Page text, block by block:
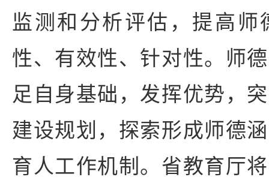
监测和分析评估，提高师
性、有效性、针对性。师
足自身基础，发挥优势，
建设规划，探索形成师德
育人工作机制。省教育厅